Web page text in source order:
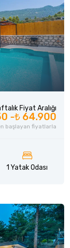
Fiyat Aralığı
-₺ 64.900
başlayan fiyatlarla
1 Yatak Odası